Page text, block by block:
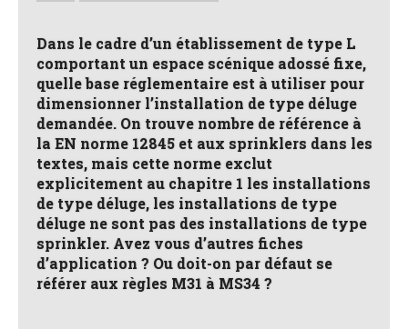
Dans le cadre d’un établissement de type L
comportant un espace scénique adossé fixe,
quelle base réglementaire est à utiliser pour
dimensionner l’installation de type déluge
demandée. On trouve nombre de référence à
la EN norme 12845 et aux sprinklers dans les
textes, mais cette norme exclut
explicitement au chapitre 1 les installations
de type déluge, les installations de type
déluge ne sont pas des installations de type
sprinkler. Avez vous d’autres fiches
d’application ? Ou doit-on par défaut se
référer aux règles M31 à MS34 ?